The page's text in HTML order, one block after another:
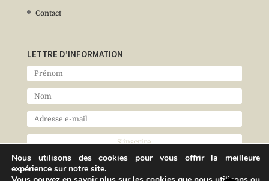
Contact
LETTRE D’INFORMATION
Nous utilisons des cookies pour vous offrir la meilleure
expérience sur notre site.